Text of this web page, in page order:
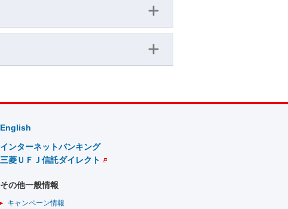
English
インターネットバンキング
三菱ＵＦＪ信託ダイレクト
その他一般情報
キャンペーン情報